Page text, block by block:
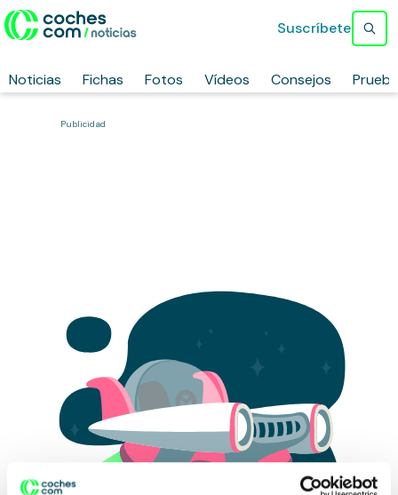
Noticias Fichas Fotos Vídeos Consejos
Suscríbete
Publicidad